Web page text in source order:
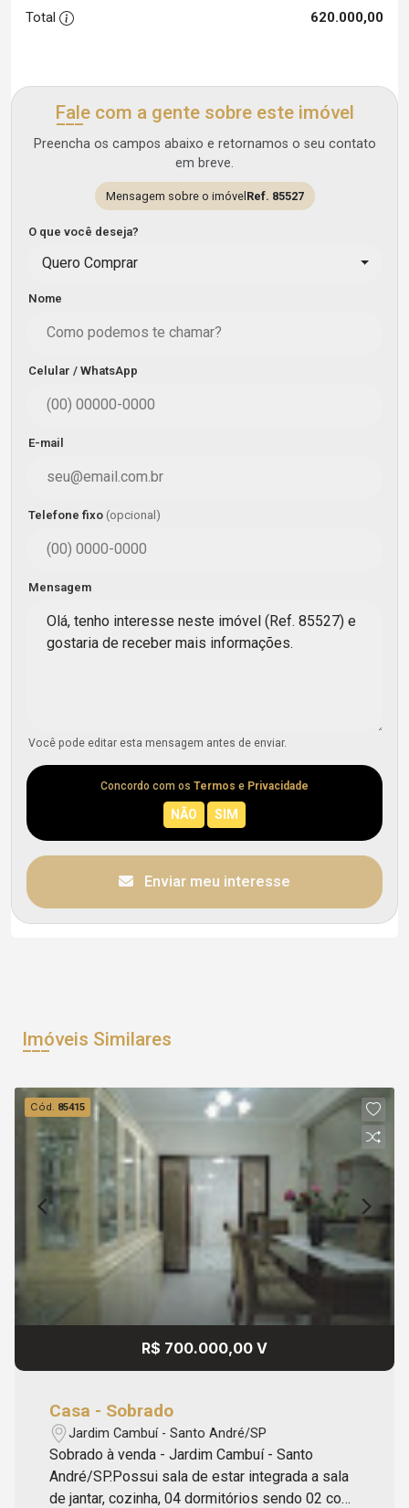
Total 620.000,00
Fale com a gente sobre este imóvel
Preencha os campos abaixo e retornamos o seu contato
em breve.
Mensagem sobre o imóvel Ref. 85527
O que você deseja?
Quero Comprar
Nome
Celular / WhatsApp
E-mail
Telefone fixo (opcional)
Mensagem
Você pode editar esta mensagem antes de enviar.
Concordo com os Termos e Privacidade
Enviar meu interesse
Imóveis Similares
Cód. 85415
R$ 700.000,00 V
Casa - Sobrado
Jardim Cambuí - Santo André/SP
Sobrado à venda - Jardim Cambuí - Santo
André/SP.Possui sala de estar integrada a sala
de jantar, cozinha, 04 dormitórios sendo 02 com